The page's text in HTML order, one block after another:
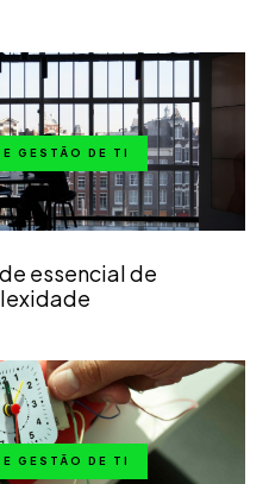
GESTÃO DE TI
essencial de
GESTÃO DE TI